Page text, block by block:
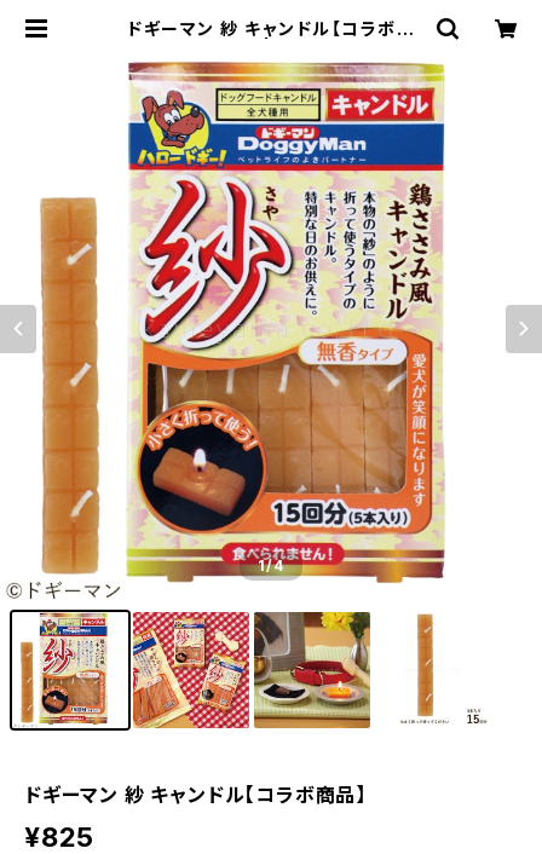
ドギーマン 紗 キャンドル【コラボ商
1/4
ドギーマン 紗 キャンドル【コラボ商品】
¥825